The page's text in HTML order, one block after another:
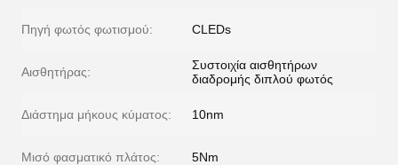
Πηγή φωτός φωτισμού: CLEDs
Αισθητήρας:
Συστοιχία αισθητήρων
διαδρομής διπλού φωτός
Διάστημα μήκους κύματος: 10nm
Μισό φασματικό πλάτος: 5Nm